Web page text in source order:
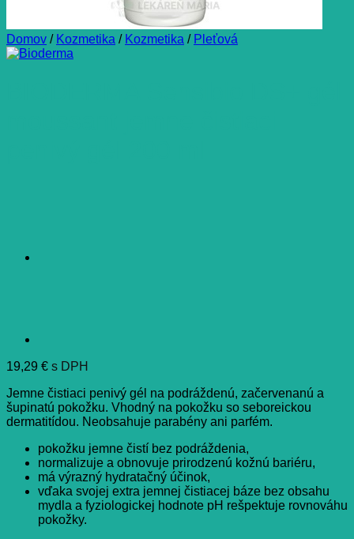
Domov / Kozmetika / Kozmetika / Pleťová
19,29 € s DPH
Jemne čistiaci penivý gél na podráždenú, začervenanú a
šupinatú pokožku. Vhodný na pokožku so seboreickou
dermatitídou. Neobsahuje parabény ani parfém.
pokožku jemne čistí bez podráždenia,
normalizuje a obnovuje prirodzenú kožnú bariéru,
má výrazný hydratačný účinok,
vďaka svojej extra jemnej čistiacej báze bez obsahu
mydla a fyziologickej hodnote pH rešpektuje rovnováhu
pokožky.